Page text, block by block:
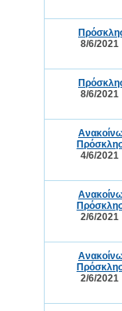
8/6/2021
8/6/2021
4/6/2021
2/6/2021
2/6/2021